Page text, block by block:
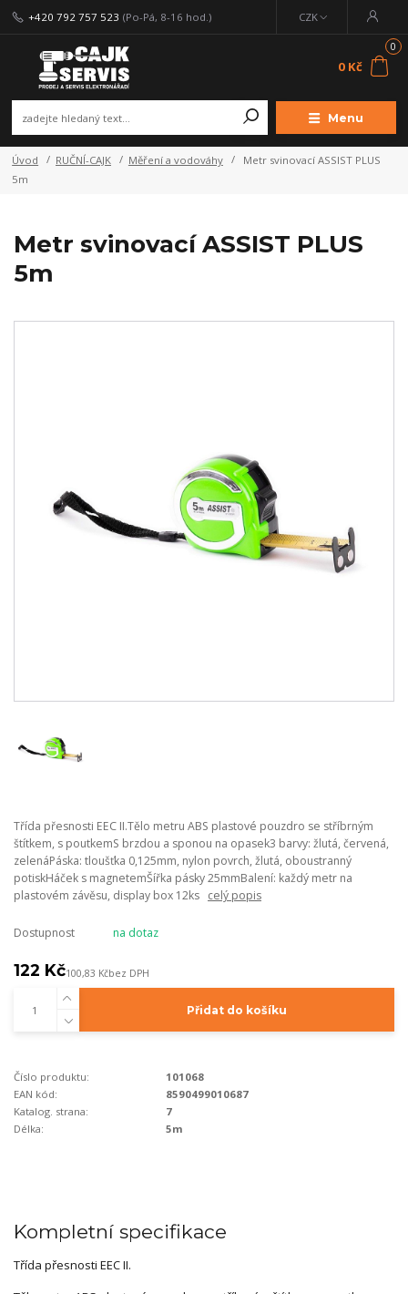
Menu
CZK
+420 792 757 523 (Po-Pá, 8-16 hod.)
0
0 Kč
Úvod RUČNÍ-CAJK Měření a vodováhy
Metr svinovací ASSIST PLUS
5m
Metr svinovací ASSIST PLUS
5m
Třída přesnosti EEC II.Tělo metru ABS plastové pouzdro se stříbrným
štítkem, s poutkemS brzdou a sponou na opasek3 barvy: žlutá, červená,
zelenáPáska: tloušťka 0,125mm, nylon povrch, žlutá, oboustranný
potiskHáček s magnetemŠířka pásky 25mmBalení: každý metr na
plastovém závěsu, display box 12ks celý popis
Dostupnost na dotaz
122 Kč100,83 Kčbez DPH
Přidat do košíku
Číslo produktu:
101068
EAN kód:
8590499010687
Katalog. strana:
7
Délka:
5m
Kompletní specifikace
Třída přesnosti EEC II.